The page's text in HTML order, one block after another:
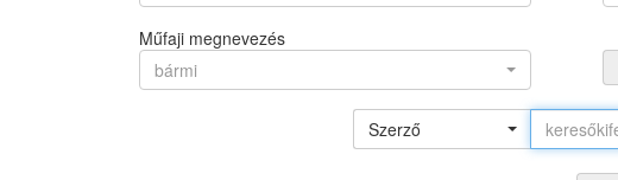
Műfaji megnevezés
bármi
Szerző